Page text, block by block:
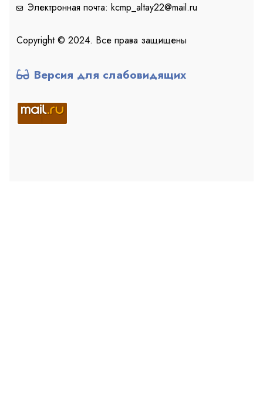
Электронная почта: kcmp_altay22@mail.ru
Copyright © 2024. Все права защищены
Версия для слабовидящих